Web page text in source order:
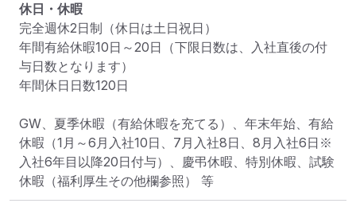
休日・休暇
完全週休2日制（休日は土日祝日）
年間有給休暇10日～20日（下限日数は、入社直後の付
与日数となります）
年間休日日数120日
GW、夏季休暇（有給休暇を充てる）、年末年始、有給
休暇（1月～6月入社10日、7月入社8日、8月入社6日※
入社6年目以降20日付与）、慶弔休暇、特別休暇、試験
休暇（福利厚生その他欄参照） 等